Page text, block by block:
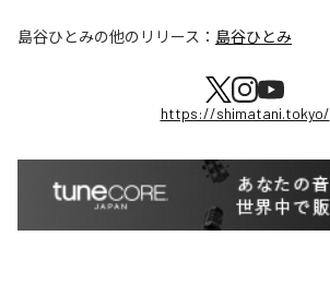
島谷ひとみの他のリリース： 島谷ひとみ
https://shimatani.tokyo/